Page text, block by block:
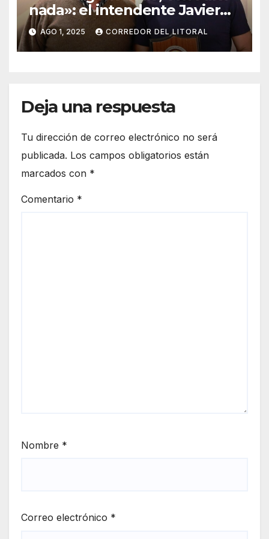
nada»: el intendente Javier
Goldín marca su límite
político»
AGO 1, 2025 CORREDOR DEL LITORAL
Deja una respuesta
Tu dirección de correo electrónico no será
publicada. Los campos obligatorios están
marcados con *
Comentario *
Nombre *
Correo electrónico *